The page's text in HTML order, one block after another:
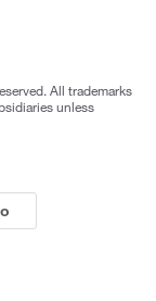
All trademarks
unless